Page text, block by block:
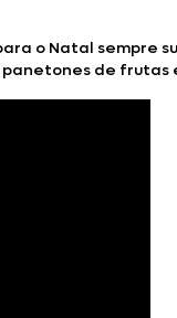
o Natal sempre
de frutas